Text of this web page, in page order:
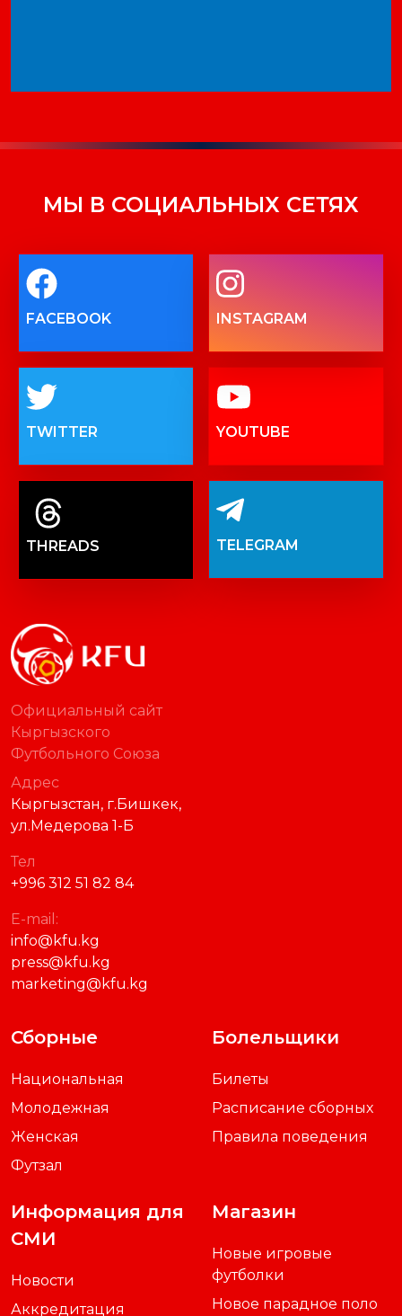
МЫ В СОЦИАЛЬНЫХ СЕТЯХ
FACEBOOK INSTAGRAM
TWITTER YOUTUBE
THREADS TELEGRAM
Официальный сайт
Кыргызского
Футбольного Союза
Адрес
Кыргызстан, г.Бишкек,
ул.Медерова 1-Б
Тел
+996 312 51 82 84
E-mail:
info@kfu.kg
press@kfu.kg
marketing@kfu.kg
Сборные
Национальная
Молодежная
Женская
Футзал
Болельщики
Билеты
Расписание сборных
Правила поведения
Информация для
СМИ
Новости
Аккредитация
Магазин
Новые игровые
футболки
Новое парадное поло